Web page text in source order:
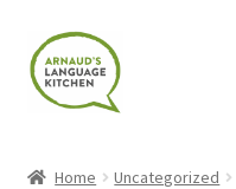
Skip
to
navigation
Skip
to
content
Home Uncategorized